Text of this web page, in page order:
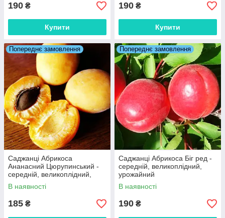
190 ₴
Купити
190 ₴
Купити
Попереднє замовлення
Саджанці Абрикоса
Ананасний Цюрупинський -
середній, великоплідний,
урожайний
В наявності
185 ₴
Попереднє замовлення
Саджанці Абрикоса Біг ред -
середній, великоплідний,
урожайний
В наявності
190 ₴